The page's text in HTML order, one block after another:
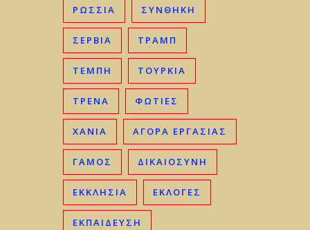
ΡΩΣΣΊΑ ΣΥΝΘΗΚΗ
ΣΕΡΒΊΑ ΤΡΑΜΠ
ΤΈΜΠΗ ΤΟΥΡΚΊΑ
ΤΡΈΝΑ ΦΩΤΙΈΣ
ΧΑΝΙΆ ΑΓΟΡΆ ΕΡΓΑΣΊΑΣ
ΓΑΜΟΣ ΔΙΚΑΙΟΣΎΝΗ
ΕΚΚΛΗΣΊΑ ΕΚΛΟΓΈΣ
ΕΚΠΑΊΔΕΥΣΗ